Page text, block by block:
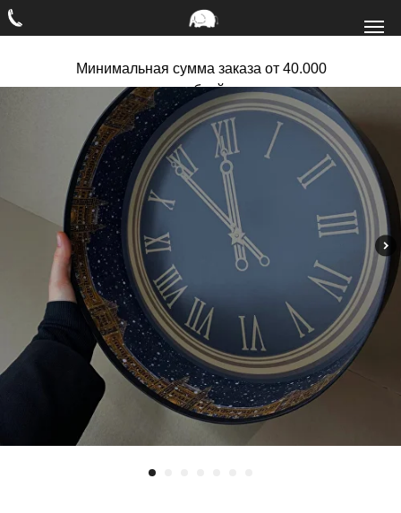
Минимальная сумма заказа от 40.000
рублей